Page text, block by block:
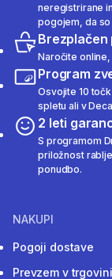
neregistrirane
pogojem, da so
Brezplačen
Naročite
Program
Osvojite 10
spletu ali v
2 leti
S programom
priložnost
ponudbo.
NAKUPI
Pogoji dostave
Prevzem v trgovini